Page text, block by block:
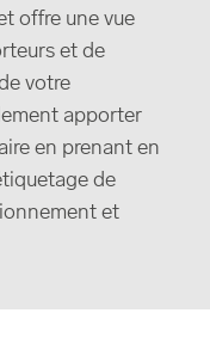
offre une vue
et de
votre
apporter
en prenant en
de
et